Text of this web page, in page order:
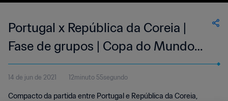
Portugal x República da Coreia |
Fase de grupos | Copa do Mundo
FIFA Coreia/Japão 2002 |
Compacto
14 de jun de 2021 12minuto 55segundo
Compacto da partida entre Portugal e República da Coreia,